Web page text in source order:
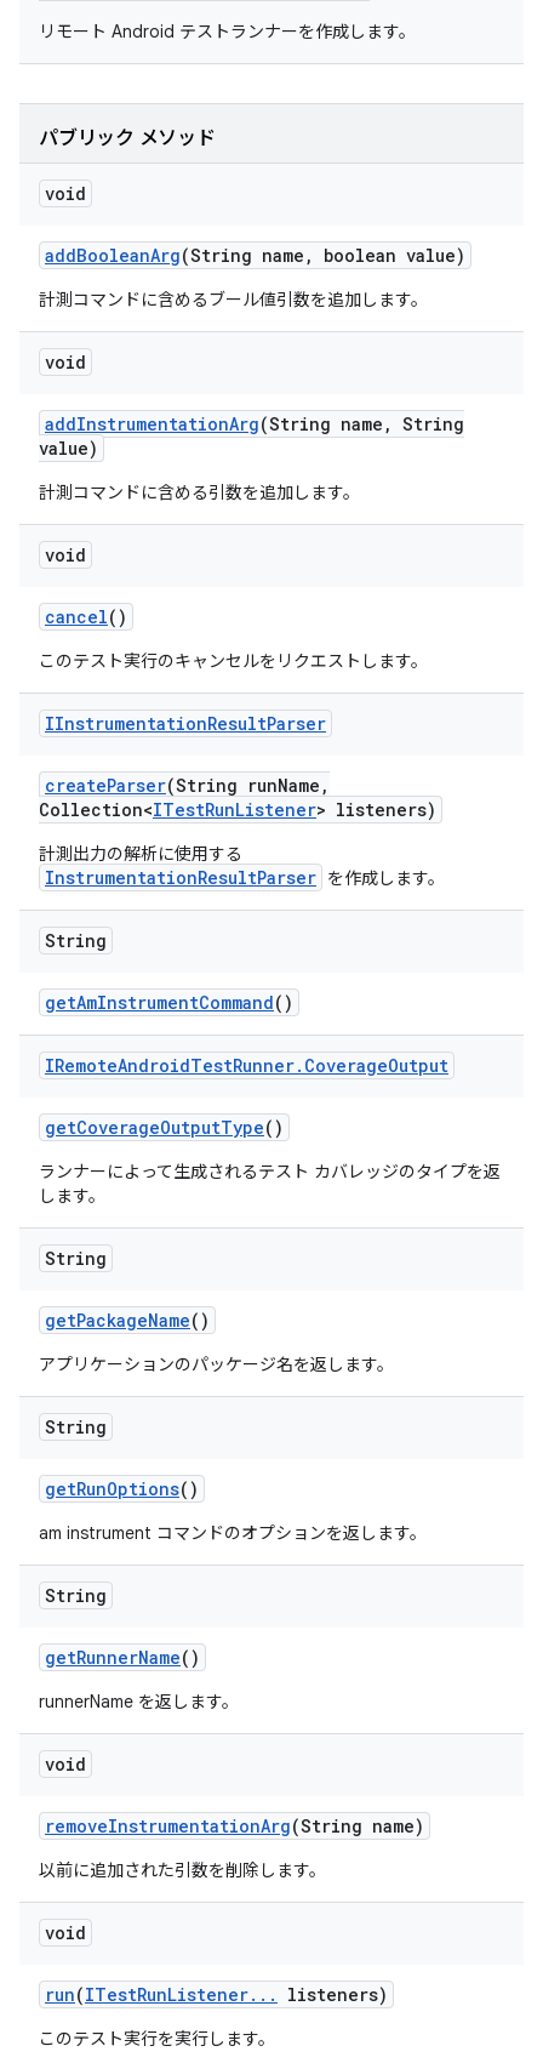
リモート Android テストランナーを作成します。
パブリック メソッド
void
addBooleanArg(String name , boolean value)
計測コマンドに含めるブール値引数を追加します。
void
addInstrumentationArg(String name , String
value)
計測コマンドに含める引数を追加します。
void
cancel()
このテスト実行のキャンセルをリクエストします。
IInstrumentationResultParser
createParser(String runName ,
Collection<ITestRunListener> listeners)
計測出力の解析に使用する
InstrumentationResultParser を作成します。
String
getAmInstrumentCommand()
IRemoteAndroidTestRunner. CoverageOutput
getCoverageOutputType()
ランナーによって生成されるテスト カバレッジのタイプを返
します。
String
getPackageName()
アプリケーションのパッケージ名を返します。
String
getRunOptions()
am instrument コマンドのオプションを返します。
String
getRunnerName()
runnerName を返します。
void
removeInstrumentationArg(String name)
以前に追加された引数を削除します。
void
run(ITestRunListener. . . listeners)
このテスト実行を実行します。